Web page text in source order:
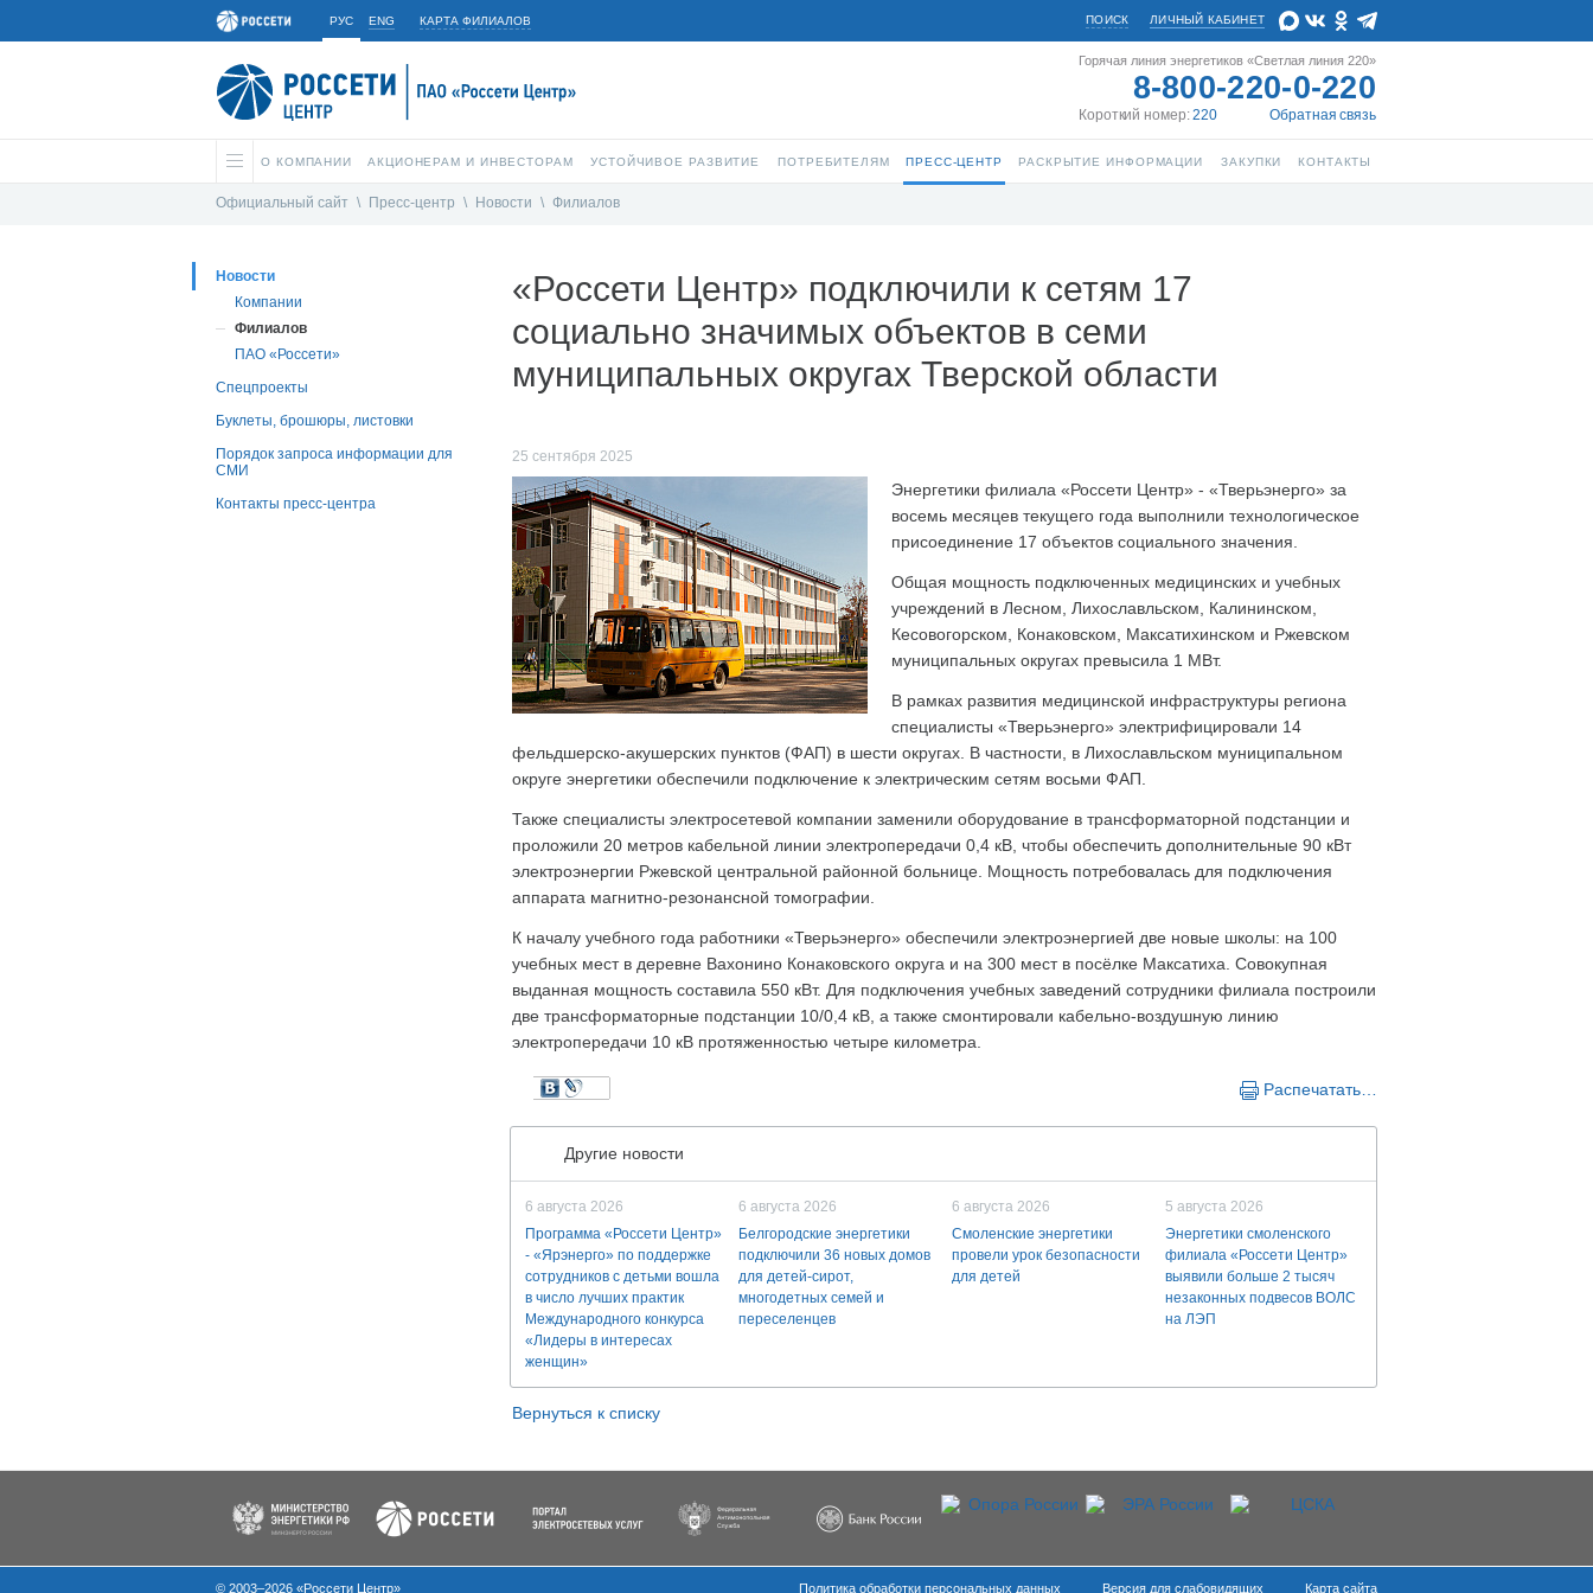
РУС ENG КАРТА ФИЛИАЛОВ ЛИЧНЫЙ КАБИНЕТ
ПОИСК
Горячая линия энергетиков «Светлая линия 220»
8-800-220-0-220
Короткий номер:220 Обратная связь
О КОМПАНИИ АКЦИОНЕРАМ И ИНВЕСТОРАМ УСТОЙЧИВОЕ РАЗВИТИЕ ПОТРЕБИТЕЛЯМ ПРЕСС-ЦЕНТР РАСКРЫТИЕ ИНФОРМАЦИИ ЗАКУПКИ КОНТАКТЫ
Официальный сайт \ Пресс-центр \ Новости \ Филиалов
Новости
Компании
Филиалов
ПАО «Россети»
Спецпроекты
Буклеты, брошюры, листовки
Порядок запроса информации для
СМИ
Контакты пресс-центра
«Россети Центр» подключили к сетям 17
социально значимых объектов в семи
муниципальных округах Тверской области
25 сентября 2025
Энергетики филиала «Россети Центр» - «Тверьэнерго» за
восемь месяцев текущего года выполнили технологическое
присоединение 17 объектов социального значения.
Общая мощность подключенных медицинских и учебных
учреждений в Лесном, Лихославльском, Калининском,
Кесовогорском, Конаковском, Максатихинском и Ржевском
муниципальных округах превысила 1 МВт.
В рамках развития медицинской инфраструктуры региона
специалисты «Тверьэнерго» электрифицировали 14
фельдшерско-акушерских пунктов (ФАП) в шести округах. В частности, в Лихославльском муниципальном
округе энергетики обеспечили подключение к электрическим сетям восьми ФАП.
Также специалисты электросетевой компании заменили оборудование в трансформаторной подстанции и
проложили 20 метров кабельной линии электропередачи 0,4 кВ, чтобы обеспечить дополнительные 90 кВт
электроэнергии Ржевской центральной районной больнице. Мощность потребовалась для подключения
аппарата магнитно-резонансной томографии.
К началу учебного года работники «Тверьэнерго» обеспечили электроэнергией две новые школы: на 100
учебных мест в деревне Вахонино Конаковского округа и на 300 мест в посёлке Максатиха. Совокупная
выданная мощность составила 550 кВт. Для подключения учебных заведений сотрудники филиала построили
две трансформаторные подстанции 10/0,4 кВ, а также смонтировали кабельно-воздушную линию
электропередачи 10 кВ протяженностью четыре километра.
Распечатать…
Другие новости
6 августа 2026
Программа «Россети Центр»
- «Ярэнерго» по поддержке
сотрудников с детьми вошла
в число лучших практик
Международного конкурса
«Лидеры в интересах
женщин»
6 августа 2026
Белгородские энергетики
подключили 36 новых домов
для детей-сирот,
многодетных семей и
переселенцев
6 августа 2026
Смоленские энергетики
провели урок безопасности
для детей
5 августа 2026
Энергетики смоленского
филиала «Россети Центр»
выявили больше 2 тысяч
незаконных подвесов ВОЛС
на ЛЭП
Вернуться к списку
© 2003–2026 «Россети Центр» Карта сайта
Версия для слабовидящих
Политика обработки персональных данных